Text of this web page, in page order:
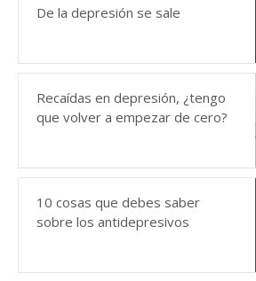
De la depresión se sale
Recaídas en depresión, ¿tengo
que volver a empezar de cero?
10 cosas que debes saber
sobre los antidepresivos